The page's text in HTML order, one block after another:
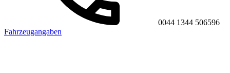
0044 1344 506596
Fahrzeugangaben